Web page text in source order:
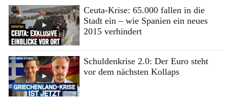
Ceuta-Krise: 65.000 fallen in die
Stadt ein – wie Spanien ein neues
2015 verhindert
Schuldenkrise 2.0: Der Euro steht
vor dem nächsten Kollaps